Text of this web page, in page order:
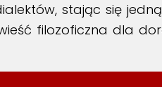
stając się
filozoficzna dla